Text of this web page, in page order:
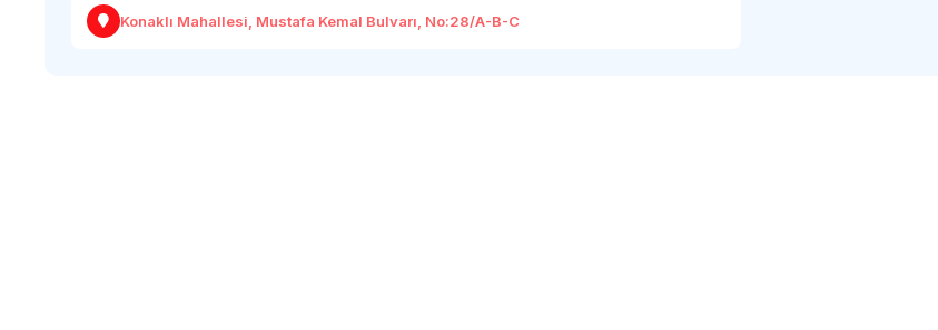
Konaklı Mahallesi, Mustafa Kemal Bulvarı, No:28/A-B-C